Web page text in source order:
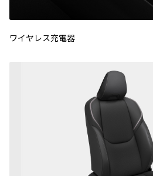
ワイヤレス充電器